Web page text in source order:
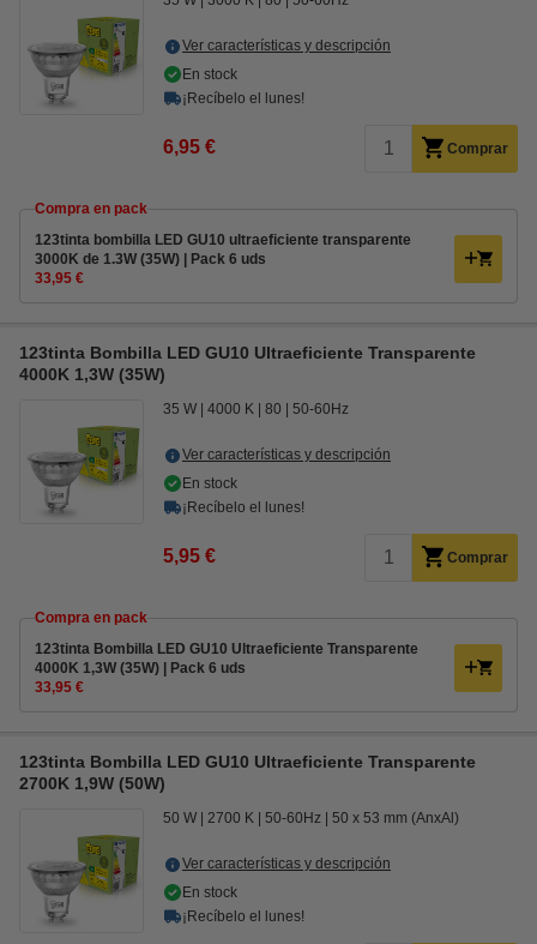
Ver características y descripción
En stock
¡Recíbelo el lunes!
6,95 € Comprar
Compra en pack
123tinta bombilla LED GU10 ultraeficiente transparente
3000K de 1.3W (35W) | Pack 6 uds
33,95 €
123tinta Bombilla LED GU10 Ultraeficiente Transparente
4000K 1,3W (35W)
35 W 4000 K 80 50-60Hz
Ver características y descripción
En stock
¡Recíbelo el lunes!
5,95 € Comprar
Compra en pack
123tinta Bombilla LED GU10 Ultraeficiente Transparente
4000K 1,3W (35W) | Pack 6 uds
33,95 €
123tinta Bombilla LED GU10 Ultraeficiente Transparente
2700K 1,9W (50W)
50 W 2700 K 50-60Hz 50 x 53 mm (AnxAl)
Ver características y descripción
En stock
¡Recíbelo el lunes!